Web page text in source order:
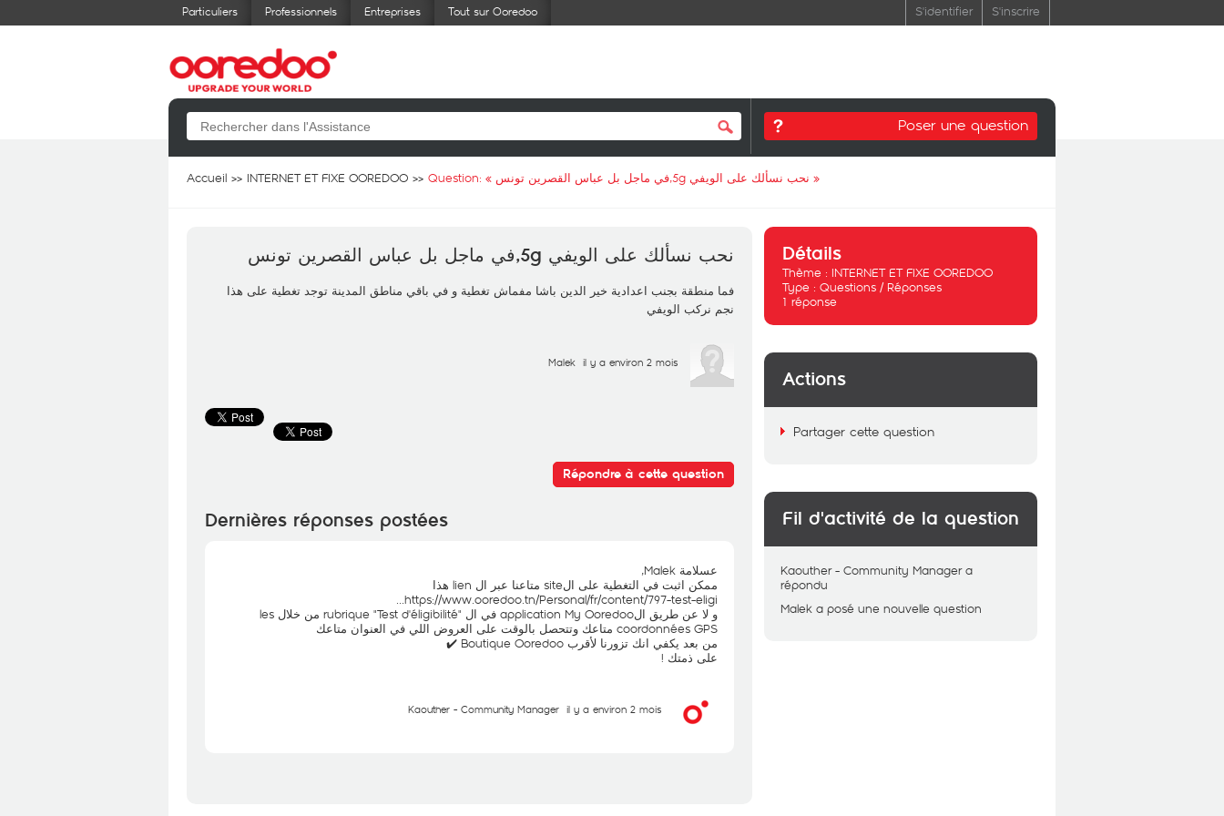
Particuliers Professionnels Entreprises Tout sur Ooredoo S'identifier S'inscrire
Poser une question
Accueil INTERNET ET FIXE OOREDOO Question: « نحب نسألك على الويفي 5g,في ماجل بل عباس القصرين تونس »
نحب نسألك على الويفي 5g,في ماجل بل عباس القصرين تونس
فما منطقة بجنب اعدادية خير الدين باشا مفماش تغطية و في باقي مناطق المدينة توجد تغطية على هذا
نجم نركب الويفي
Malek il y a environ 2 mois
Répondre à cette question
Dernières réponses postées
عسلامة Malek,
ممكن اثبت في التغطية على الsite متاعنا عبر ال lien هذا
https://www.ooredoo.tn/Personal/fr/content/797-test-eligi
...
و لا عن طريق الapplication My Ooredoo في ال "rubrique "Test d'éligibilité من خلال les
coordonnées GPS متاعك وتتحصل بالوقت على العروض اللي في العنوان متاعك
من بعد يكفي انك تزورنا لأقرب Boutique Ooredoo ✔️
على ذمتك !
Kaouther - Community Manager il y a environ 2 mois
Détails
Thème : INTERNET ET FIXE OOREDOO
Type : Questions / Réponses
1 réponse
Actions
Partager cette question
Fil d'activité de la question
Kaouther - Community Manager a
répondu
Malek a posé une nouvelle question